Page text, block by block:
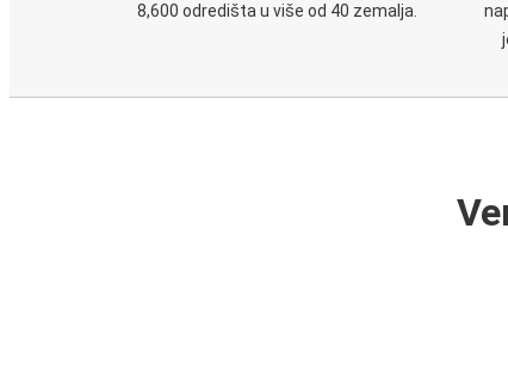
8,600 odredišta u više od 40 zemalja.